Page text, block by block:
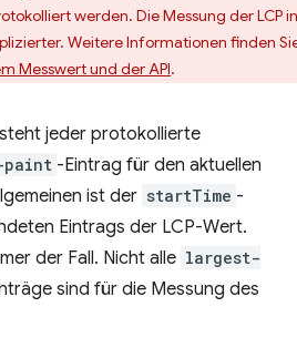
werden. Die Messung der LCP in
Weitere Informationen finden
Messwert und der API.
jeder protokollierte
-Eintrag für den aktuellen
ist der startTime -
Eintrags der LCP-Wert.
der Fall. Nicht alle largest-
sind für die Messung des